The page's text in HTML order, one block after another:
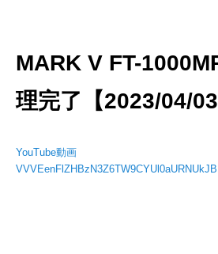
MARK V FT-
理完了【2023/04/03
YouTube動画